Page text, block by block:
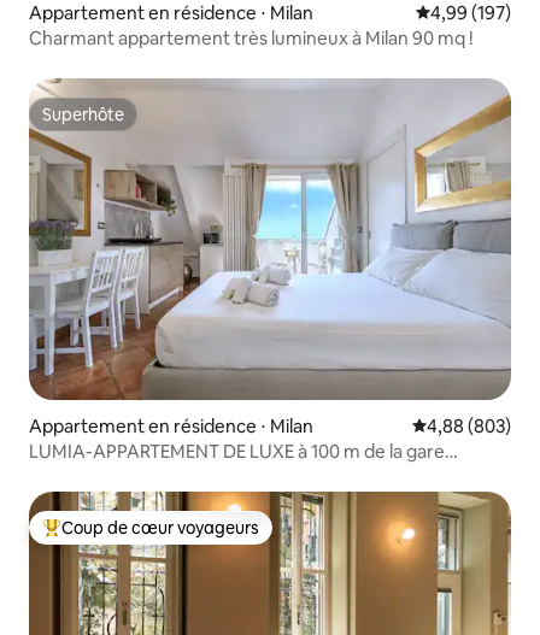
Appartement en résidence ⋅ Milan Évaluation
4,99 (197)
Charmant appartement très lumineux à Milan 90 mq !
Superhôte
Superhôte
Appartement en résidence ⋅ Milan Évaluation
4,88 (803)
LUMIA-APPARTEMENT DE LUXE à 100 m de la gare
Coups de cœur voyageurs les plus appréciés
Coup de cœur voyageurs